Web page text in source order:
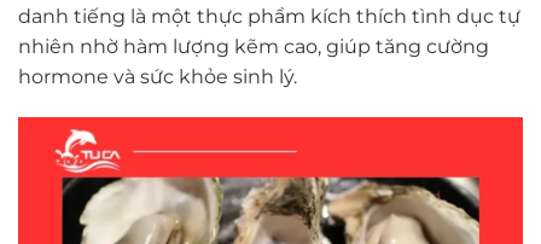
danh tiếng là một thực phẩm kích thích tình dục tự
nhiên nhờ hàm lượng kẽm cao, giúp tăng cường
hormone và sức khỏe sinh lý.